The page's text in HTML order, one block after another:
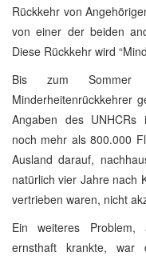
Rückkehr von
von einer der beiden
Diese Rückkehr wird
Bis zum
Minderheitenrückkehrer
Angaben des UNHCRs
noch mehr als 800.000
Ausland darauf,
natürlich vier Jahre nach
vertrieben waren, nicht
Ein weiteres Problem,
ernsthaft krankte, war